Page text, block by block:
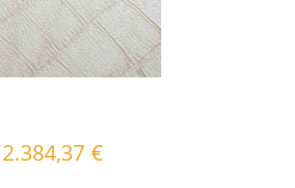
2.384,37 €